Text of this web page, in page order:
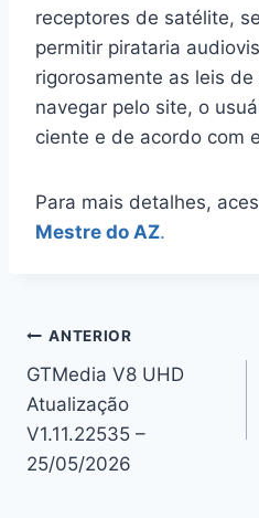
receptores de satélite,
permitir pirataria
rigorosamente as leis
navegar pelo site, o
ciente e de acordo com
Para mais detalhes,
Mestre do AZ.
Navegação
de
Post
ANTERIOR
GTMedia V8 UHD
Atualização
V1.11.22535 –
25/05/2026